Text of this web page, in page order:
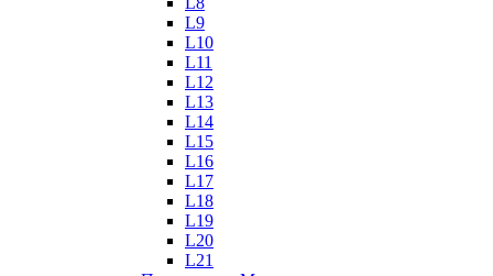
L9
L10
L11
L12
L13
L14
L15
L16
L17
L18
L19
L20
L21